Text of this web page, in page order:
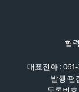
협
대표전화 :
발행·